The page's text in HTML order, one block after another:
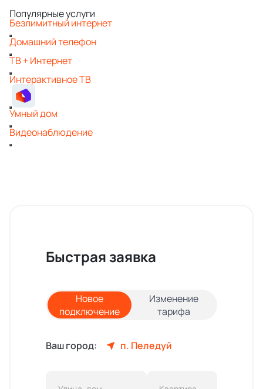
Популярные услуги
Безлимитный интернет
Домашний телефон
ТВ + Интернет
Интерактивное ТВ
Умный дом
Видеонаблюдение
Быстрая заявка
Новое
подключение
Изменение
тарифа
Ваш город: п. Пеледуй